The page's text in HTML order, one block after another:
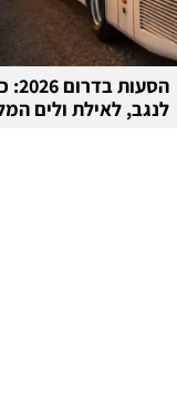
לנגב, לאילת ולים